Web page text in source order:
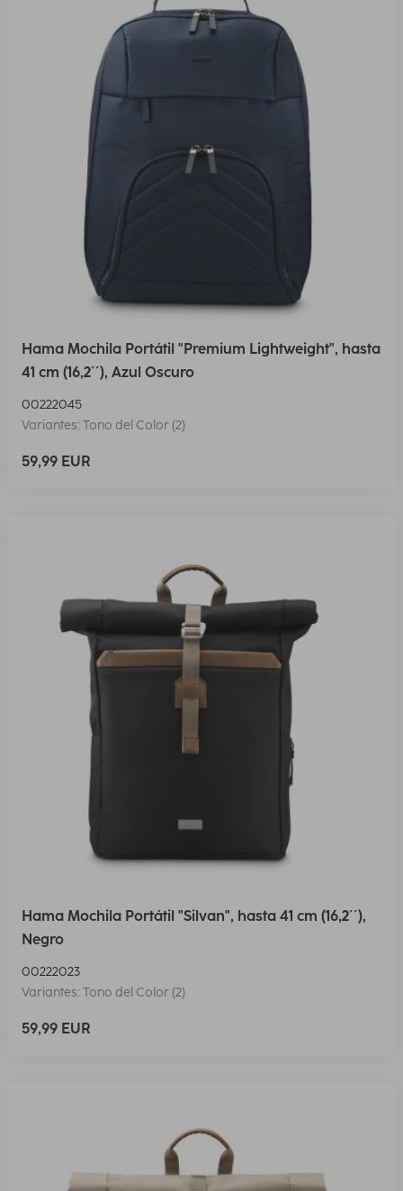
Hama Mochila Portátil "Premium Lightweight", hasta
41 cm (16,2´´), Azul Oscuro
00222045
Variantes: Tono del Color (2)
59,99 EUR
Hama Mochila Portátil "Silvan", hasta 41 cm (16,2´´),
Negro
00222023
Variantes: Tono del Color (2)
59,99 EUR